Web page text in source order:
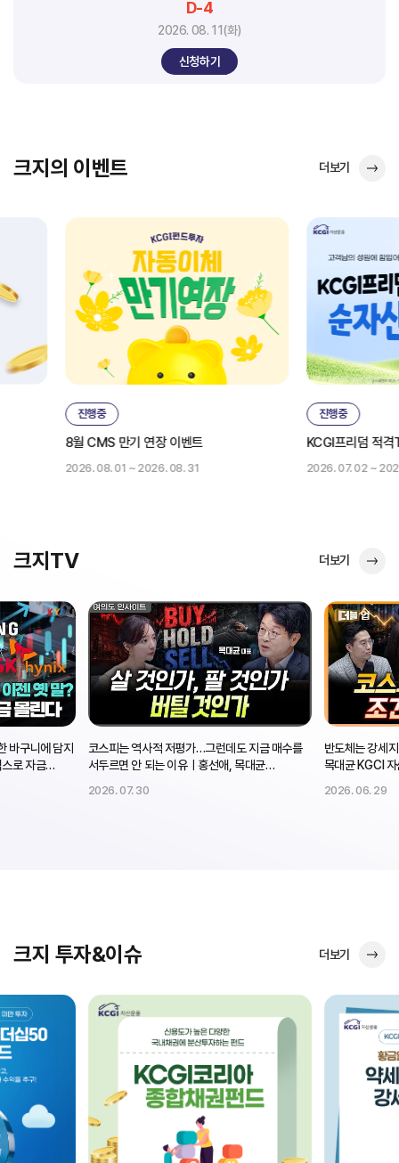
D-4
2026. 08. 11(화)
신청하기
크지의 이벤트 더보기
진행중
KCGI프리덤 적격TDF/TIF 1조 달성 이벤트
2026. 07. 02 ~ 2026. 08. 31
진행중
개인연금 신
2026. 07. 01
크지TV 더보기
그런데도 지금 매수를
선애, 목대균
반도체는 강세지만 방심 금물…진짜 변수는? |
목대균 KGCI 자산운용 대표 [더블 업]
2026. 06. 29
빅테
초반?
2026.
크지 투자&이슈 더보기